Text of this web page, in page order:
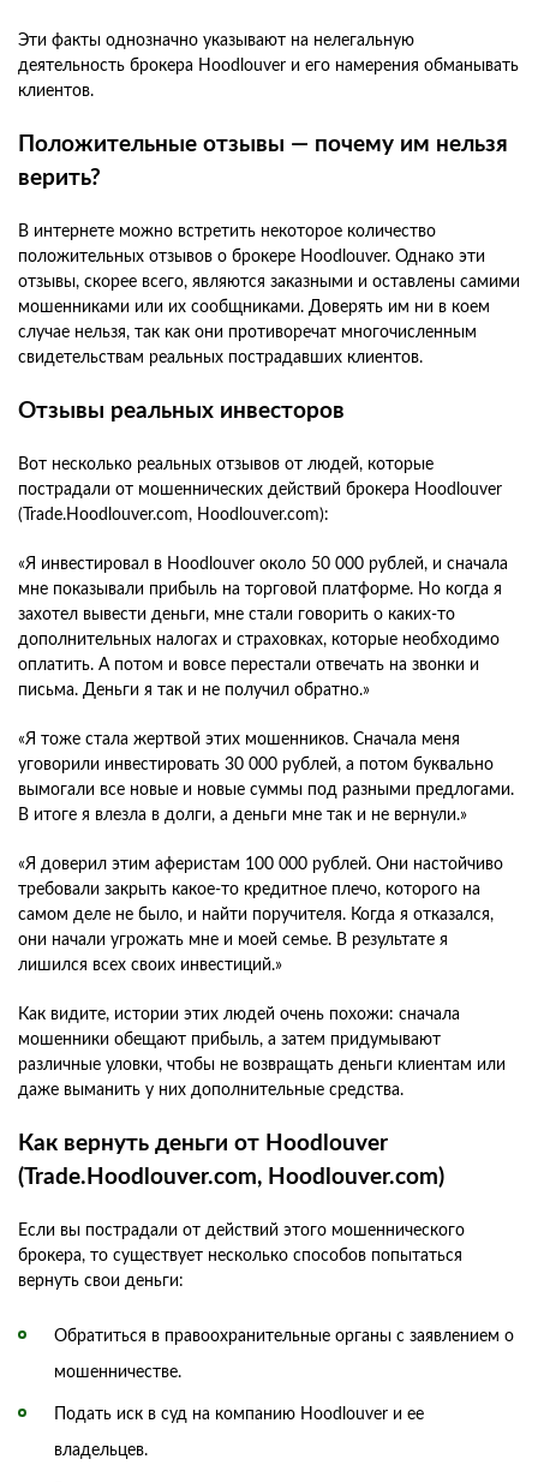
Эти факты однозначно указывают на нелегальную
деятельность брокера Hoodlouver и его намерения обманывать
клиентов.
Положительные отзывы — почему им нельзя
верить?
В интернете можно встретить некоторое количество
положительных отзывов о брокере Hoodlouver. Однако эти
отзывы, скорее всего, являются заказными и оставлены самими
мошенниками или их сообщниками. Доверять им ни в коем
случае нельзя, так как они противоречат многочисленным
свидетельствам реальных пострадавших клиентов.
Отзывы реальных инвесторов
Вот несколько реальных отзывов от людей, которые
пострадали от мошеннических действий брокера Hoodlouver
(Trade.Hoodlouver.com, Hoodlouver.com):
«Я инвестировал в Hoodlouver около 50 000 рублей, и сначала
мне показывали прибыль на торговой платформе. Но когда я
захотел вывести деньги, мне стали говорить о каких-то
дополнительных налогах и страховках, которые необходимо
оплатить. А потом и вовсе перестали отвечать на звонки и
письма. Деньги я так и не получил обратно.»
«Я тоже стала жертвой этих мошенников. Сначала меня
уговорили инвестировать 30 000 рублей, а потом буквально
вымогали все новые и новые суммы под разными предлогами.
В итоге я влезла в долги, а деньги мне так и не вернули.»
«Я доверил этим аферистам 100 000 рублей. Они настойчиво
требовали закрыть какое-то кредитное плечо, которого на
самом деле не было, и найти поручителя. Когда я отказался,
они начали угрожать мне и моей семье. В результате я
лишился всех своих инвестиций.»
Как видите, истории этих людей очень похожи: сначала
мошенники обещают прибыль, а затем придумывают
различные уловки, чтобы не возвращать деньги клиентам или
даже выманить у них дополнительные средства.
Как вернуть деньги от Hoodlouver
(Trade.Hoodlouver.com, Hoodlouver.com)
Если вы пострадали от действий этого мошеннического
брокера, то существует несколько способов попытаться
вернуть свои деньги:
Обратиться в правоохранительные органы с заявлением о
мошенничестве.
Подать иск в суд на компанию Hoodlouver и ее
владельцев.